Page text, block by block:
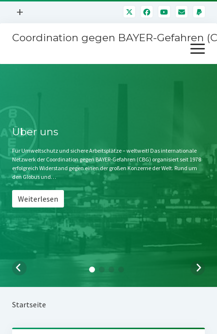
Menü
+
Mitmachen
Kontakt
Impressum
Störfälle
Coordination gegen BAYER-Gefahren
Menü
öffnen
Stichwort BAYER
Jahrestagung
SPENDEN
Über uns
Für Umweltschutz und sichere Arbeitsplätze – weltweit! Das internationale
Netzwerk der Coordination gegen BAYER-Gefahren (CBG) organisiert seit 1978
erfolgreich Widerstand gegen einen der großen Konzerne der Welt. Rund um
den Globus und…
Weiterlesen
Startseite